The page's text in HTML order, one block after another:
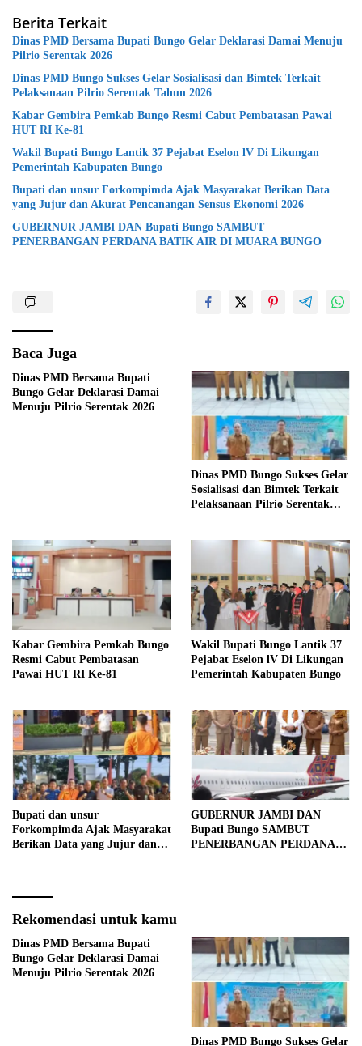
Berita Terkait
Dinas PMD Bersama Bupati Bungo Gelar Deklarasi Damai Menuju
Pilrio Serentak 2026
Dinas PMD Bungo Sukses Gelar Sosialisasi dan Bimtek Terkait
Pelaksanaan Pilrio Serentak Tahun 2026
Kabar Gembira Pemkab Bungo Resmi Cabut Pembatasan Pawai
HUT RI Ke-81
Wakil Bupati Bungo Lantik 37 Pejabat Eselon lV Di Likungan
Pemerintah Kabupaten Bungo
Bupati dan unsur Forkompimda Ajak Masyarakat Berikan Data
yang Jujur dan Akurat Pencanangan Sensus Ekonomi 2026
GUBERNUR JAMBI DAN Bupati Bungo SAMBUT
PENERBANGAN PERDANA BATIK AIR DI MUARA BUNGO
Baca Juga
Dinas PMD Bersama Bupati
Bungo Gelar Deklarasi Damai
Menuju Pilrio Serentak 2026
Dinas PMD Bungo Sukses Gelar
Sosialisasi dan Bimtek Terkait
Pelaksanaan Pilrio Serentak
Kabar Gembira Pemkab Bungo
Resmi Cabut Pembatasan
Pawai HUT RI Ke-81
Wakil Bupati Bungo Lantik 37
Pejabat Eselon lV Di Likungan
Pemerintah Kabupaten Bungo
Bupati dan unsur
Forkompimda Ajak Masyarakat
Berikan Data yang Jujur dan
GUBERNUR JAMBI DAN
Bupati Bungo SAMBUT
PENERBANGAN PERDANA
Rekomendasi untuk kamu
Dinas PMD Bersama Bupati
Bungo Gelar Deklarasi Damai
Menuju Pilrio Serentak 2026
Dinas PMD Bungo Sukses Gelar